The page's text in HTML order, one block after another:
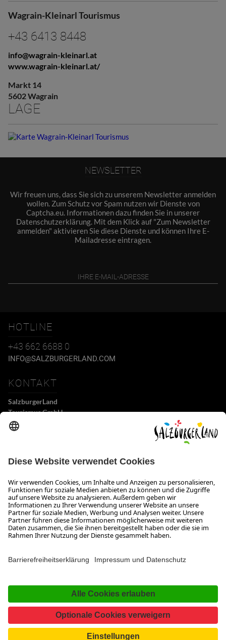
Wagrain-Kleinarl Tourismus
+43 6413 8448
info@wagrain-kleinarl.at
www.wagrain-kleinarl.at/
Markt 14
5602 Wagrain
LAGE
NEWSLETTER
Wir freuen uns, dass Sie sich zu unserem Newsletter anmelden
wollen. Zum Schutz vor Spam nutzen wir Dienste von
Captcha.eu. Informationen dazu finden Sie in unserer
Datenschutzerklärung. Mit dem Klick auf "Zum Newsletter
anmelden" aktivieren Sie diese Dienste und können Ihre E-
Mailadresse eintragen.
HOTLINE
+43 662 6688 0
INFO@SALZBURGERLAND.COM
KONTAKT
SalzburgerLand
Tourismus GmbH
Wiener Bundesstraße 23
info@salzburgerland.com
ÖFFNUNGSZEITEN
Wir freuen uns auf Ihre Anfrage!
Gerne stehen wir Ihnen von Montag bis Donnerstag von 08:00 bis 17:30 Uhr
und am Freitag von 08:00 bis 17:00 Uhr zur Verfügung.
www.salzburgerland.com